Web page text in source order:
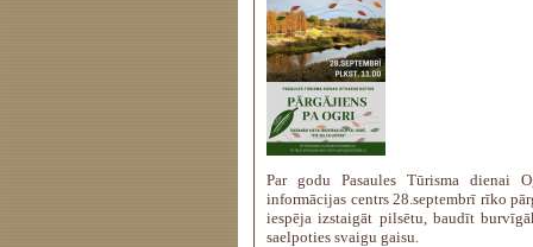
Par godu Pasaules Tūrisma dienai
informācijas centrs 28.septembrī rīko
iespēja izstaigāt pilsētu, baudīt
saelpoties svaigu gaisu.